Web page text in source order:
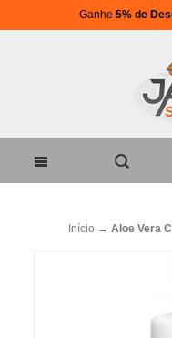
Ganhe 5% de
Início → Aloe Vera